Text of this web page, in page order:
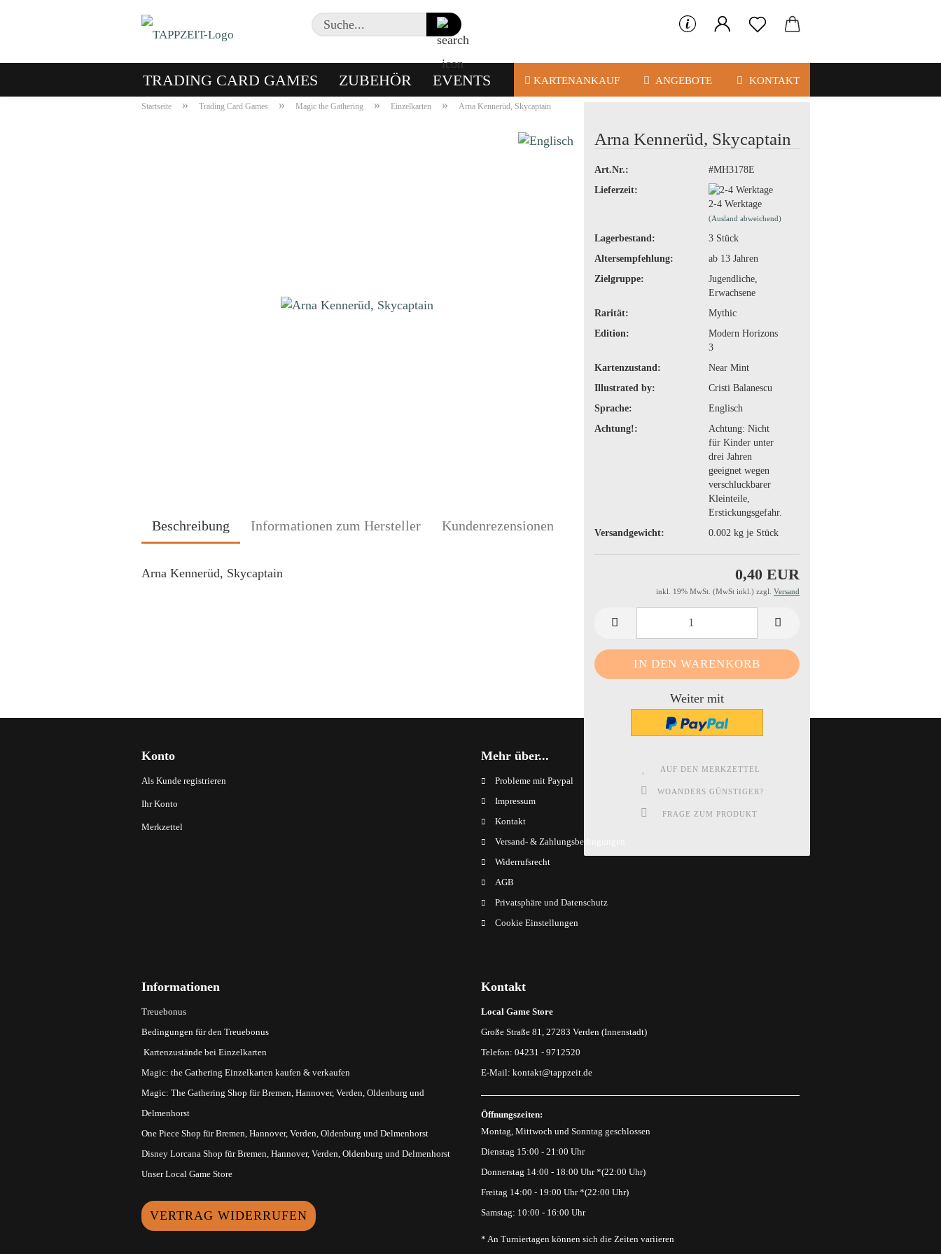
Suche...
TRADING CARD GAMES ZUBEHÖR EVENTS KARTENANKAUF ANGEBOTE KONTAKT
Startseite » Trading Card Games » Magic the Gathering » Einzelkarten » Arna Kennerüd, Skycaptain
Arna Kennerüd, Skycaptain
Art.Nr.:
#MH3178E
Lieferzeit:
2-4 Werktage
(Ausland abweichend)
Lagerbestand: 3 Stück
Altersempfehlung:
ab 13 Jahren
Zielgruppe:
Jugendliche,
Erwachsene
Rarität:
Mythic
Edition:
Modern Horizons
3
Kartenzustand:
Near Mint
Illustrated by:
Cristi Balanescu
Sprache:
Englisch
Achtung!:
Achtung: Nicht
für Kinder unter
drei Jahren
geeignet wegen
verschluckbarer
Kleinteile,
Erstickungsgefahr.
Versandgewicht:
0.002 kg je Stück
0,40 EUR
inkl. 19% MwSt. (MwSt inkl.) zzgl. Versand
Weiter mit
AUF DEN MERKZETTEL
WOANDERS GÜNSTIGER?
FRAGE ZUM PRODUKT
Beschreibung Informationen zum Hersteller Kundenrezensionen
Arna Kennerüd, Skycaptain
Konto
Als Kunde registrieren
Ihr Konto
Merkzettel
Mehr über...
Probleme mit Paypal
Impressum
Kontakt
Versand- & Zahlungsbedingungen
Widerrufsrecht
AGB
Privatsphäre und Datenschutz
Cookie Einstellungen
Informationen
Treuebonus
Bedingungen für den Treuebonus
Kartenzustände bei Einzelkarten
Magic: the Gathering Einzelkarten kaufen & verkaufen
Magic: The Gathering Shop für Bremen, Hannover, Verden, Oldenburg und
Delmenhorst
One Piece Shop für Bremen, Hannover, Verden, Oldenburg und Delmenhorst
Disney Lorcana Shop für Bremen, Hannover, Verden, Oldenburg und Delmenhorst
Unser Local Game Store
Kontakt
Local Game Store
Große Straße 81, 27283 Verden (Innenstadt)
Telefon: 04231 - 9712520
E-Mail: kontakt@tappzeit.de
Öffnungszeiten:
Montag, Mittwoch und Sonntag geschlossen
Dienstag 15:00 - 21:00 Uhr
Donnerstag 14:00 - 18:00 Uhr *(22:00 Uhr)
Freitag 14:00 - 19:00 Uhr *(22:00 Uhr)
Samstag: 10:00 - 16:00 Uhr
* An Turniertagen können sich die Zeiten variieren
VERTRAG WIDERRUFEN